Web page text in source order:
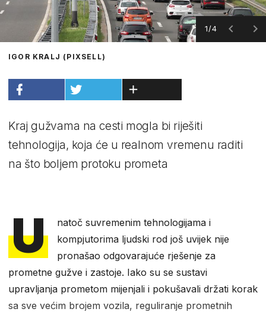
1/4
IGOR KRALJ (PIXSELL)
Kraj gužvama na cesti mogla bi riješiti
tehnologija, koja će u realnom vremenu raditi
na što boljem protoku prometa
U
natoč suvremenim tehnologijama i
kompjutorima ljudski rod još uvijek nije
pronašao odgovarajuće rješenje za
prometne gužve i zastoje. Iako su se sustavi
upravljanja prometom mijenjali i pokušavali držati korak
sa sve većim brojem vozila, reguliranje prometnih